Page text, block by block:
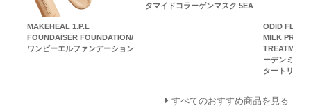
MAKEHEAL 1.P.L
FOUNDAISER FOUNDATION/
ワンピーエルファンデーション
タマイドコラーゲンマスク 5EA
ODID
MILK
ーデンミル
タートリート
すべてのおすすめ商品を見る